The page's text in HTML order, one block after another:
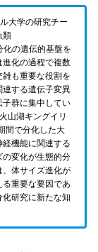
大学の研究チー
類
の遺伝的基盤を
化の過程で複数
も重要な役割を
する遺伝子変異
群に集中してい
山湖キングイリ
間で分化した大
機能に関連する
変化が生態的分
体サイズ進化が
重要な要因であ
研究に新たな知